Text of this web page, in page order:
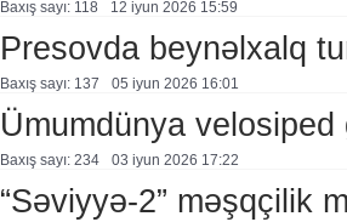
Baxış sayı: 118 12 i̇yun 2026 15:59
Presovda beynəlxalq
Baxış sayı: 137 05 i̇yun 2026 16:01
Ümumdünya
Baxış sayı: 234 03 i̇yun 2026 17:22
“Səviyyə-2” məşqçilik